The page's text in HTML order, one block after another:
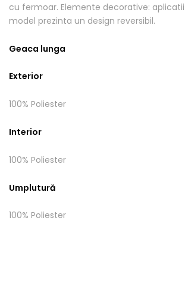
cu fermoar. Elemente decorative:
model prezinta un design reversibil.
Geaca lunga
Exterior
100% Poliester
Interior
100% Poliester
Umplutură
100% Poliester